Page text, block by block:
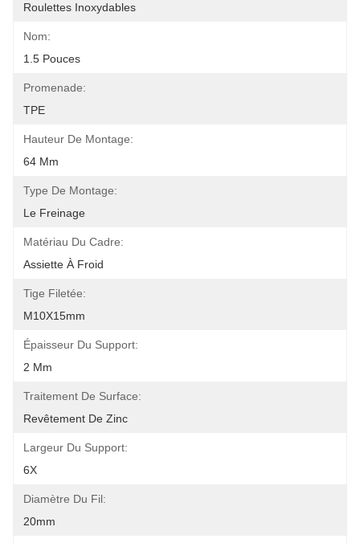
Roulettes Inoxydables
Nom:
1.5 Pouces
Promenade:
TPE
Hauteur De Montage:
64 Mm
Type De Montage:
Le Freinage
Matériau Du Cadre:
Assiette À Froid
Tige Filetée:
M10X15mm
Épaisseur Du Support:
2 Mm
Traitement De Surface:
Revêtement De Zinc
Largeur Du Support:
6X
Diamètre Du Fil:
20mm